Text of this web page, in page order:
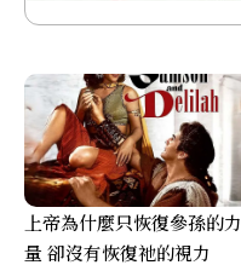
上帝為什麼只恢復參孫的力
量 卻沒有恢復祂的視力